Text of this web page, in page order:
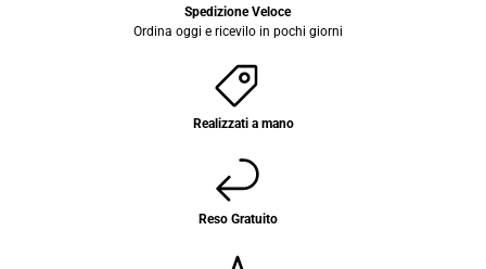
Spedizione Veloce
Ordina oggi e ricevilo in pochi giorni
Realizzati a mano
Reso Gratuito